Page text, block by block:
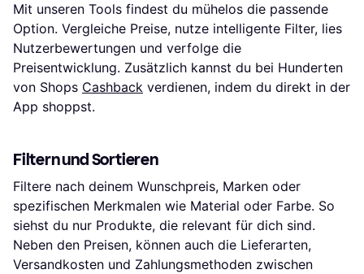
Mit unseren Tools findest du mühelos die passende
Option. Vergleiche Preise, nutze intelligente Filter, lies
Nutzerbewertungen und verfolge die
Preisentwicklung. Zusätzlich kannst du bei Hunderten
von Shops Cashback verdienen, indem du direkt in der
App shoppst.
Filtern und Sortieren
Filtere nach deinem Wunschpreis, Marken oder
spezifischen Merkmalen wie Material oder Farbe. So
siehst du nur Produkte, die relevant für dich sind.
Neben den Preisen, können auch die Lieferarten,
Versandkosten und Zahlungsmethoden zwischen